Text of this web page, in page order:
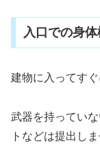
入口での身
建物に入ってす
武器を持ってい
トなどは提出しま